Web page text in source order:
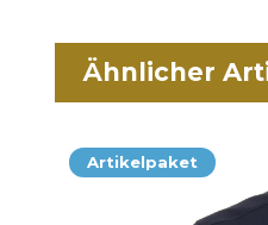
Ähnlicher
Artikelpaket